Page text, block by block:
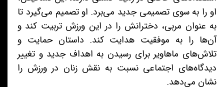
او را به سوی تصمیمی جدید می‌برد. او تصمیم می‌گیرد تا
به عنوان مربی، دخترانش را در این ورزش تربیت کند و
آن‌ها را به موفقیت هدایت کند. داستان حمایت و
تلاش‌های ماهاویر برای رسیدن به اهداف جدید و تغییر
دیدگاه‌های اجتماعی نسبت به نقش زنان در ورزش را
نشان می‌دهد.